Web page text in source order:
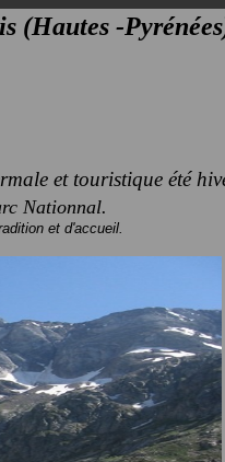
(Hautes -
et touristique été
Nationnal.
et d'accueil.